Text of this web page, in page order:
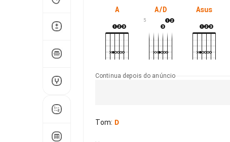
A A/D
5
Asus
Continua depois do anúncio
Tom: D